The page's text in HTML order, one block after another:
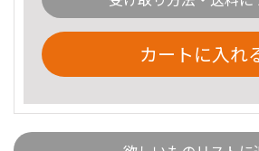
カートに入れ